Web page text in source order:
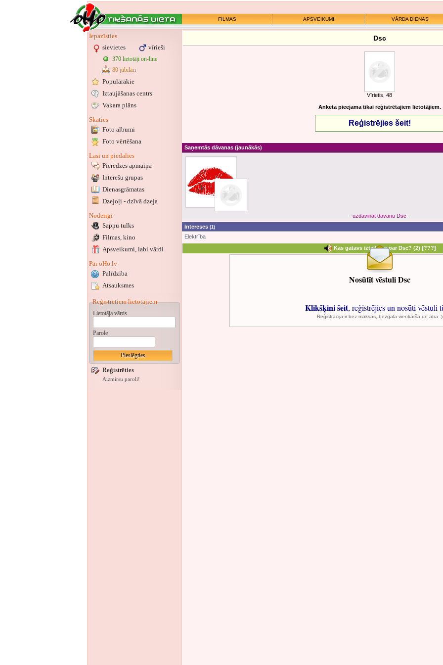
FILMAS APSVEIKUMI VĀRDA DIENAS
Iepazīsties
sievietes
vīrieši
370 lietotāji on-line
80 jubilāri
Populārākie
Iztaujāšanas centrs
Vakara plāns
Skaties
Foto albumi
Foto vērtēšana
Lasi un piedalies
Pieredzes apmaiņa
Interešu grupas
Dienasgrāmatas
Dzejoļi - dzīvā dzeja
Noderīgi
Sapņu tulks
Filmas, kino
Apsveikumi, labi vārdi
Par oHo.lv
Palīdzība
Atsauksmes
Reģistrētiem lietotājiem
Lietotāja vārds
Parole
Reģistrēties
Aizmirsu paroli!
Dsc
Vīrietis, 48
Anketa pieejama tikai reģistrētajiem lietotājiem.
Reģistrējies šeit!
Saņemtās dāvanas (jaunākās)
-uzdāvināt dāvanu Dsc-
Intereses (1)
Elektrība
Kas gatavs izteikties par Dsc? (2) [???]
Nosūtīt vēstuli Dsc
Klikšķini šeit, reģistrējies un nosūti vēstuli
Reģistrācija ir bez maksas, bezgala vienkārša un ātra :)